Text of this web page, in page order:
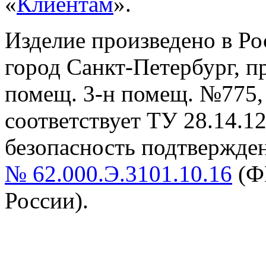
Изделие произведено в
город Санкт-Петербург,
помещ. 3-н помещ. №775,
cоответствует ТУ
безопасность
№ 62.000.Э.3101.10.16
России).